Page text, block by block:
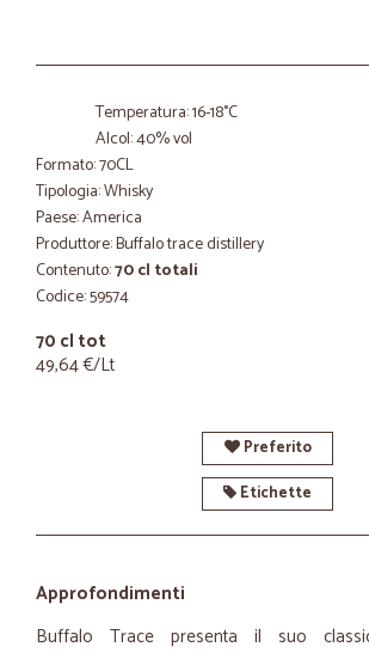
Temperatura: 16-18°C
Alcol: 40% vol
Formato: 70CL
Tipologia: Whisky
Paese: America
Produttore: Buffalo trace distillery
Contenuto:70 cl totali
Codice: 59574
70 cl tot
49,64 €/Lt
Preferito
Etichette
Approfondimenti
Buffalo Trace presenta il suo